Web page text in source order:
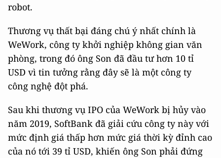
robot.
Thương vụ thất bại đáng chú ý nhất chính là
WeWork, công ty khởi nghiệp không gian văn
phòng, trong đó ông Son đã đầu tư hơn 10 tỉ
USD vì tin tưởng rằng đây sẽ là một công ty
công nghệ đột phá.
Sau khi thương vụ IPO của WeWork bị hủy vào
năm 2019, SoftBank đã giải cứu công ty này với
mức định giá thấp hơn mức giá thời kỳ đỉnh cao
của nó tới 39 tỉ USD, khiến ông Son phải đứng